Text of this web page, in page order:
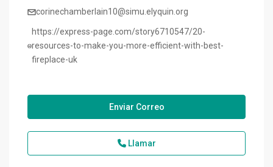
corinechamberlain10@simu.elyquin.org
https://express-page.com/story6710547/20-
resources-to-make-you-more-efficient-with-best-
fireplace-uk
Enviar Correo
Llamar